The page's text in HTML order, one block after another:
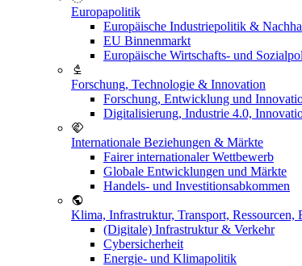
Europapolitik
Europäische Industriepolitik &
EU Binnenmarkt
Europäische Wirtschafts- und
Forschung, Technologie & Innovation
Forschung, Entwicklung und
Digitalisierung, Industrie 4.0,
Internationale Beziehungen & Märkte
Fairer internationaler Wettbewerb
Globale Entwicklungen und Märkte
Handels- und Investitionsabkommen
Klima, Infrastruktur, Transport, Ressourcen,
(Digitale) Infrastruktur & Verkehr
Cybersicherheit
Energie- und Klimapolitik